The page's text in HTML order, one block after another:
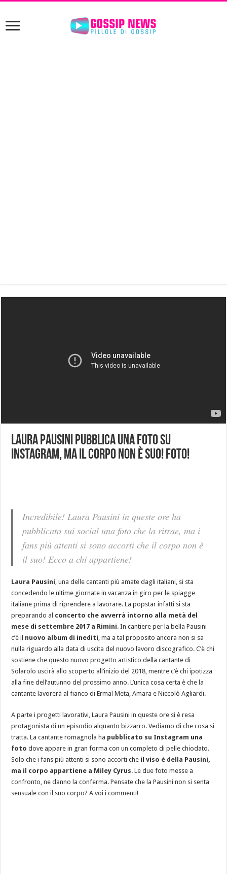
Laura Pausini pubblica una foto su
Instagram, ma il corpo non è suo! Foto!
Incredibile! Laura Pausini in queste ore ha
pubblicato sui social una foto che la ritrae, ma i
fans più attenti si sono accorti che il corpo non è
il suo! Ecco a chi appartiene!
Laura Pausini, una delle cantanti più amate dagli italiani, si sta
concedendo le ultime giornate in vacanza in giro per le spiagge
italiane prima di riprendere a lavorare. La popstar infatti si sta
preparando al concerto che avverrà intorno alla metà del
mese di settembre 2017 a Rimini. In cantiere per la bella Pausini
c’è il nuovo album di inediti, ma a tal proposito ancora non si sa
nulla riguardo alla data di uscita del nuovo lavoro discografico. C’è chi
sostiene che questo nuovo progetto artistico della cantante di
Solarolo uscirà allo scoperto all’inizio del 2018, mentre c’è chi ipotizza
alla fine dell’autunno del prossimo anno. L’unica cosa certa è che la
cantante lavorerà al fianco di Ermal Meta, Amara e Niccolò Agliardi.
A parte i progetti lavorativi, Laura Pausini in queste ore si è resa
protagonista di un episodio alquanto bizzarro. Vediamo di che cosa si
tratta. La cantante romagnola ha pubblicato su Instagram una
foto dove appare in gran forma con un completo di pelle chiodato.
Solo che i fans più attenti si sono accorti che il viso è della Pausini,
ma il corpo appartiene a Miley Cyrus. Le due foto messe a
confronto, ne danno la conferma. Pensate che la Pausini non si senta
sensuale con il suo corpo? A voi i commenti!